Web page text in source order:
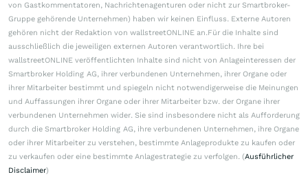
von Gastkommentatoren, Nachrichtenagenturen oder nicht zur Smartbroker-
Gruppe gehörende Unternehmen) haben wir keinen Einfluss. Externe Autoren
gehören nicht der Redaktion von wallstreetONLINE an.Für die Inhalte sind
ausschließlich die jeweiligen externen Autoren verantwortlich. Ihre bei
wallstreetONLINE veröffentlichten Inhalte sind nicht von Anlageinteressen der
Smartbroker Holding AG, ihrer verbundenen Unternehmen, ihrer Organe oder
ihrer Mitarbeiter bestimmt und spiegeln nicht notwendigerweise die Meinungen
und Auffassungen ihrer Organe oder ihrer Mitarbeiter bzw. der Organe ihrer
verbundenen Unternehmen wider. Sie sind insbesondere nicht als Aufforderung
durch die Smartbroker Holding AG, ihre verbundenen Unternehmen, ihre Organe
oder ihrer Mitarbeiter zu verstehen, bestimmte Anlageprodukte zu kaufen oder
zu verkaufen oder eine bestimmte Anlagestrategie zu verfolgen. (Ausführlicher
Disclaimer)